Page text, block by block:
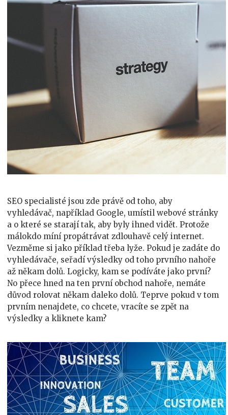
SEO specialisté jsou zde právě od toho, aby
vyhledávač, například Google, umístil webové stránky
a o které se starají tak, aby byly ihned vidět. Protože
málokdo míní propátrávat zdlouhavě celý internet.
Vezměme si jako příklad třeba lyže. Pokud je zadáte do
vyhledávače, seřadí výsledky od toho prvního nahoře
až někam dolů. Logicky, kam se podíváte jako první?
No přece hned na ten první obchod nahoře, nemáte
důvod rolovat někam daleko dolů. Teprve pokud v tom
prvním nenajdete, co chcete, vracíte se zpět na
výsledky a kliknete kam?